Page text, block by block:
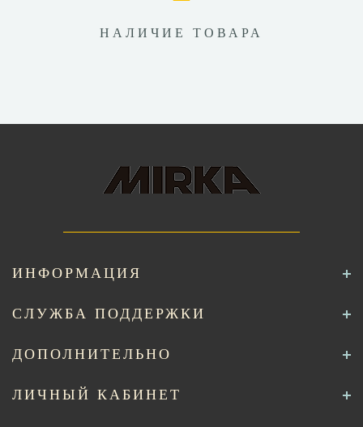
НАЛИЧИЕ ТОВАРА
ИНФОРМАЦИЯ
СЛУЖБА ПОДДЕРЖКИ
ДОПОЛНИТЕЛЬНО
ЛИЧНЫЙ КАБИНЕТ